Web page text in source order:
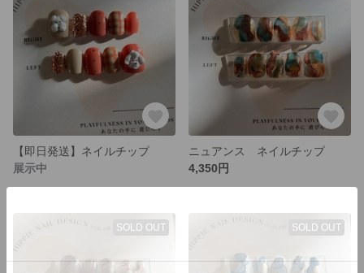
【即日発送】ネイルチップ
展示中
ニュアンス ネイルチップ
4,350円
SOLD OUT SOLD OUT